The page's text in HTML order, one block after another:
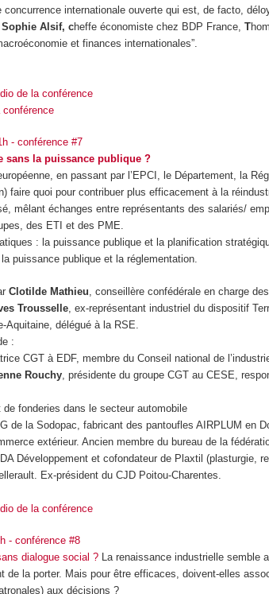
concurrence internationale ouverte qui est, de facto,
Sophie Alsif, cheffe économiste chez BDP France,T
et finances internationales”.
de la conférence
- conférence #7
sans la puissance publique ?
en passant par l’EPCI, le Département, la
faire quoi pour contribuer plus efficacement à la
mêlant échanges entre représentants des salariés/
des ETI et des PME.
: la puissance publique et la planification
puissance publique et la réglementation.
Clotilde Mathieu , conseillère confédérale en charge
Trousselle , ex-représentant industriel du dispositif
Aquitaine, délégué à la RSE.
:
CGT à EDF, membre du Conseil national de
Rouchy , présidente du groupe CGT au CESE,
de fonderies dans le secteur automobile
de la Sodopac, fabricant des pantoufles AIRPLUM en
extérieur. Ancien membre du bureau de la
Développement et cofondateur de Plaxtil (plasturgie,
Ex-président du CJD Poitou-Charentes.
de la conférence
- conférence #8
dialogue social ? La renaissance industrielle semble
de la porter. Mais pour être efficaces, doivent-elles
aux décisions ?